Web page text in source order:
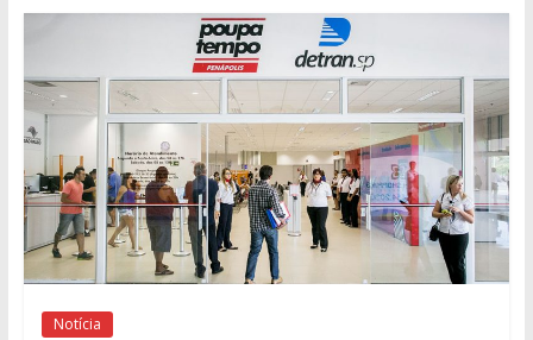
Notícia